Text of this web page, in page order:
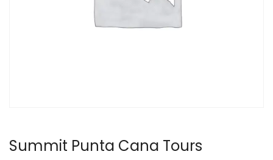
Summit Punta Cana Tours